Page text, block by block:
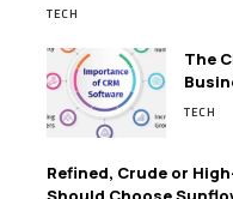
TECH
The
TECH
Refined, Crude or